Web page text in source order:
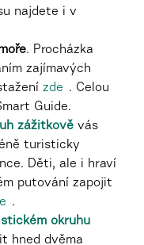
najdete i v
. Procházka
zajímavých
zde . Celou
Guide.
zážitkově vás
turisticky
Děti, ale i hraví
putování zapojit
.
okruhu
hned dvěma